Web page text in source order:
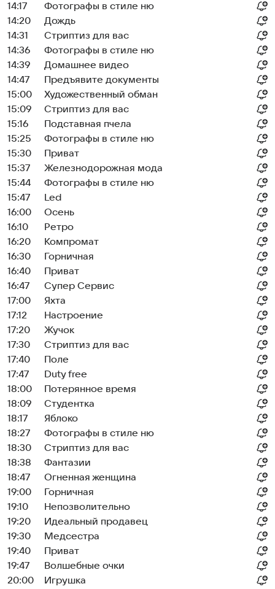
14:17
Фотографы в стиле ню
14:20
Дождь
14:31
Стриптиз для вас
14:36
Фотографы в стиле ню
14:39
Домашнее видео
14:47
Предъявите документы
15:00
Художественный обман
15:09
Стриптиз для вас
15:16
Подставная пчела
15:25
Фотографы в стиле ню
15:30
Приват
15:37
Железнодорожная мода
15:44
Фотографы в стиле ню
15:47
Led
16:00
Осень
16:10
Ретро
16:20
Компромат
16:30
Горничная
16:40
Приват
16:47
Супер Сервис
17:00
Яхта
17:12
Настроение
17:20
Жучок
17:30
Стриптиз для вас
17:40
Поле
17:47
Duty free
18:00
Потерянное время
18:09
Студентка
18:17
Яблоко
18:27
Фотографы в стиле ню
18:30
Стриптиз для вас
18:38
Фантазии
18:47
Огненная женщина
19:00
Горничная
19:10
Непозволительно
19:20
Идеальный продавец
19:30
Медсестра
19:40
Приват
19:47
Волшебные очки
20:00
Игрушка